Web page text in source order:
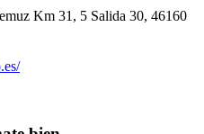
Km 31, 5 Salida 30, 46160